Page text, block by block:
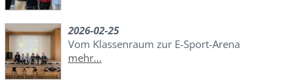
2026-02-25
Vom Klassenraum zur E-Sport-Arena
mehr...